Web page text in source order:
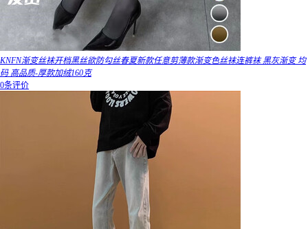
KNFN渐变丝袜开档黑丝欲防勾丝春夏新款任意剪薄款渐变色丝袜连裤袜 黑灰渐变 均
码 高品质-厚款加绒160克
0条评价